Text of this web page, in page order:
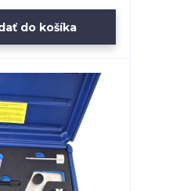
do košíka